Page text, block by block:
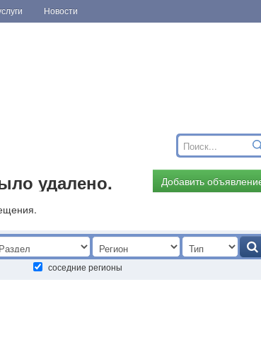
Новости
удалено.
Добавить
соседние регионы